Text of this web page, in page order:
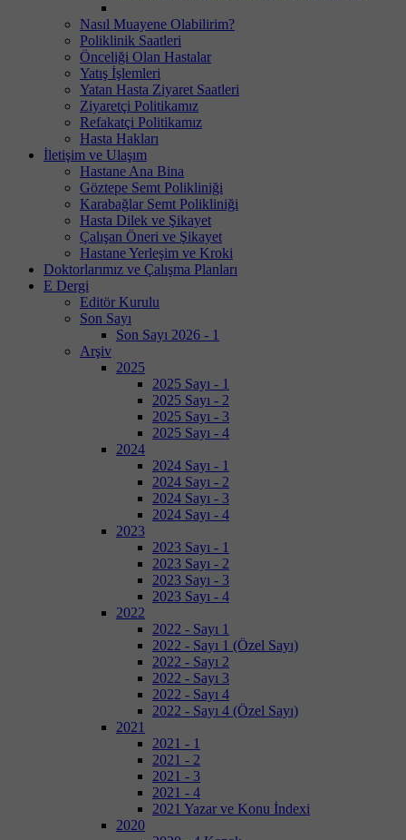
Nasıl Muayene Olabilirim?
Poliklinik Saatleri
Önceliği Olan Hastalar
Yatış İşlemleri
Yatan Hasta Ziyaret Saatleri
Ziyaretçi Politikamız
Refakatçi Politikamız
Hasta Hakları
İletişim ve Ulaşım
Hastane Ana Bina
Göztepe Semt Polikliniği
Karabağlar Semt Polikliniği
Hasta Dilek ve Şikayet
Çalışan Öneri ve Şikayet
Hastane Yerleşim ve Kroki
Doktorlarımız ve Çalışma Planları
E Dergi
Editör Kurulu
Son Sayı
Son Sayı 2026 - 1
Arşiv
2025
2025 Sayı - 1
2025 Sayı - 2
2025 Sayı - 3
2025 Sayı - 4
2024
2024 Sayı - 1
2024 Sayı - 2
2024 Sayı - 3
2024 Sayı - 4
2023
2023 Sayı - 1
2023 Sayı - 2
2023 Sayı - 3
2023 Sayı - 4
2022
2022 - Sayı 1
2022 - Sayı 1 (Özel Sayı)
2022 - Sayı 2
2022 - Sayı 3
2022 - Sayı 4
2022 - Sayı 4 (Özel Sayı)
2021
2021 - 1
2021 - 2
2021 - 3
2021 - 4
2021 Yazar ve Konu İndexi
2020